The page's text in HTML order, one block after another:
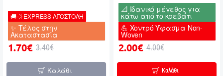
🚚💨 EXPRESS ΑΠΟΣΤΟΛΗ
✨ Τέλος στην
Ακαταστασία
1.70€ 3.40€
Καλάθι
📐 Ιδανικό μέγεθος για
κάτω από το κρεβάτι
💪 Χοντρό Ύφασμα Non-
Woven
2.00€ 4.00€
Καλάθι